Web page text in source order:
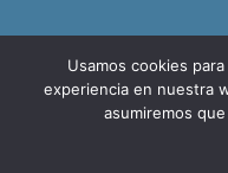
Usamos cookies
experiencia en nuestra
asumiremos